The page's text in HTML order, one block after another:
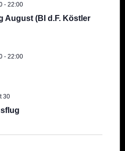
August (BI d.F. Köstler
- 22:00
- 22:00
30